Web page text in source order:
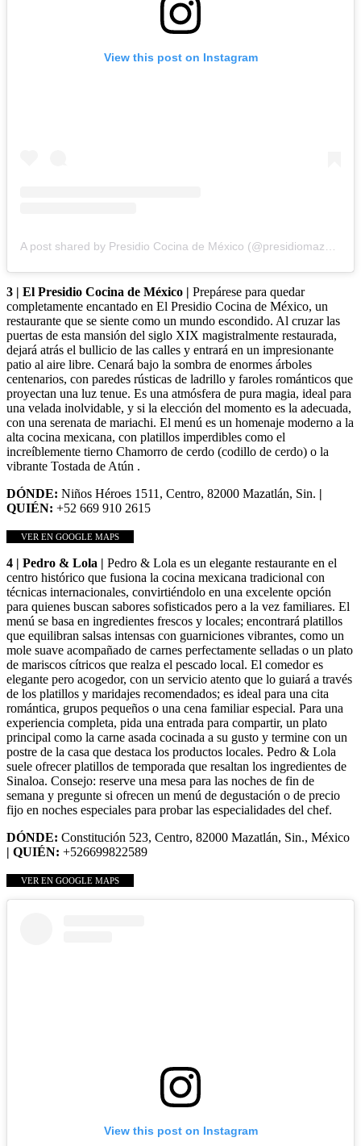
View this post on Instagram
3 | El Presidio Cocina de México | Prepárese para quedar
completamente encantado en El Presidio Cocina de México, un
restaurante que se siente como un mundo escondido. Al cruzar las
puertas de esta mansión del siglo XIX magistralmente restaurada,
dejará atrás el bullicio de las calles y entrará en un impresionante
patio al aire libre. Cenará bajo la sombra de enormes árboles
centenarios, con paredes rústicas de ladrillo y faroles románticos que
proyectan una luz tenue. Es una atmósfera de pura magia, ideal para
una velada inolvidable, y si la elección del momento es la adecuada,
con una serenata de mariachi. El menú es un homenaje moderno a la
alta cocina mexicana, con platillos imperdibles como el
increíblemente tierno Chamorro de cerdo (codillo de cerdo) o la
vibrante Tostada de Atún .
DÓNDE: Niños Héroes 1511, Centro, 82000 Mazatlán, Sin. |
QUIÉN: +52 669 910 2615
VER EN GOOGLE MAPS
4 | Pedro & Lola | Pedro & Lola es un elegante restaurante en el
centro histórico que fusiona la cocina mexicana tradicional con
técnicas internacionales, convirtiéndolo en una excelente opción
para quienes buscan sabores sofisticados pero a la vez familiares. El
menú se basa en ingredientes frescos y locales; encontrará platillos
que equilibran salsas intensas con guarniciones vibrantes, como un
mole suave acompañado de carnes perfectamente selladas o un plato
de mariscos cítricos que realza el pescado local. El comedor es
elegante pero acogedor, con un servicio atento que lo guiará a través
de los platillos y maridajes recomendados; es ideal para una cita
romántica, grupos pequeños o una cena familiar especial. Para una
experiencia completa, pida una entrada para compartir, un plato
principal como la carne asada cocinada a su gusto y termine con un
postre de la casa que destaca los productos locales. Pedro & Lola
suele ofrecer platillos de temporada que resaltan los ingredientes de
Sinaloa. Consejo: reserve una mesa para las noches de fin de
semana y pregunte si ofrecen un menú de degustación o de precio
fijo en noches especiales para probar las especialidades del chef.
DÓNDE: Constitución 523, Centro, 82000 Mazatlán, Sin., México
| QUIÉN: +526699822589
VER EN GOOGLE MAPS
View this post on Instagram